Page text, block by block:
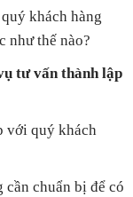
khách hàng
như thế nào?
tư vấn thành lập
với quý khách
cần chuẩn bị để có